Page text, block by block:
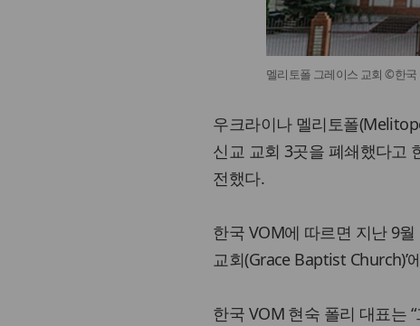
멜리토폴 그레이스 교회 ©한국
우크라이나 멜리토폴
신교 교회 3곳을 폐쇄했다고
전했다.
한국 VOM에 따르면 지난 9
교회(Grace Baptist Church)’
한국 VOM 현숙 폴리 대표는